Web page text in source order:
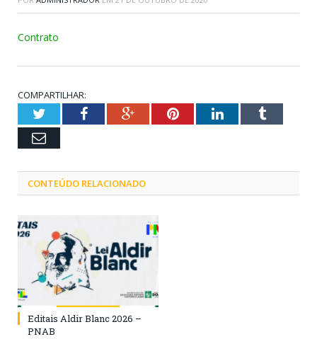
Contrato
COMPARTILHAR:
TwitterFacebookGoogle+PinterestLinkedInTumblr
Email
CONTEÚDO RELACIONADO
Editais Aldir Blanc 2026 –
PNAB